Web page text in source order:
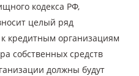
кодекса РФ,
целый ряд
кредитным организациям
собственных средств
должны будут